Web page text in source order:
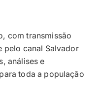
com transmissão
pelo canal Salvador
análises e
toda a população